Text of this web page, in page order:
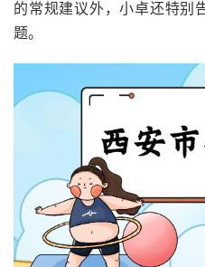
的常规建议外，小卓还特别
题。